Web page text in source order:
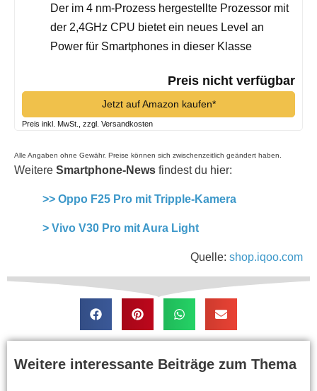
Der im 4 nm-Prozess hergestellte Prozessor mit
der 2,4GHz CPU bietet ein neues Level an
Power für Smartphones in dieser Klasse
Preis nicht verfügbar
Jetzt auf Amazon kaufen*
Preis inkl. MwSt., zzgl. Versandkosten
Alle Angaben ohne Gewähr. Preise können sich zwischenzeitlich geändert haben.
Weitere Smartphone-News findest du hier:
>> Oppo F25 Pro mit Tripple-Kamera
> Vivo V30 Pro mit Aura Light
Quelle: shop.iqoo.com
Weitere interessante Beiträge zum Thema